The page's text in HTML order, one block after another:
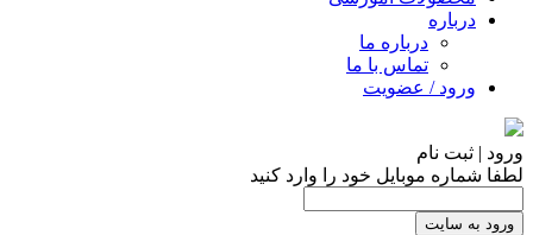
درباره
درباره ما
تماس با ما
ورود / عضویت
ورود | ثبت نام
لطفا شماره موبایل خود را وارد کنید
ورود به سایت